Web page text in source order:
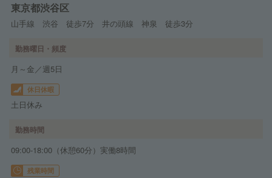
東京都渋谷区
山手線 渋谷 徒歩7分 井の頭線 神泉 徒歩3分
勤務曜日・頻度
月～金／週5日
休日休暇
土日休み
勤務時間
09:00-18:00（休憩60分）実働8時間
残業時間